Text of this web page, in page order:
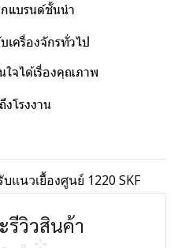
แบรนด์ชั้นนำ
ครื่องจักรทั่วไป
ใจได้เรื่องคุณภาพ
โรงงาน
นวเยื้องศูนย์ 1220 SKF
รีวิวสินค้า